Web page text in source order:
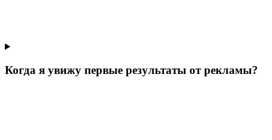
Когда я увижу первые результаты от рекламы?